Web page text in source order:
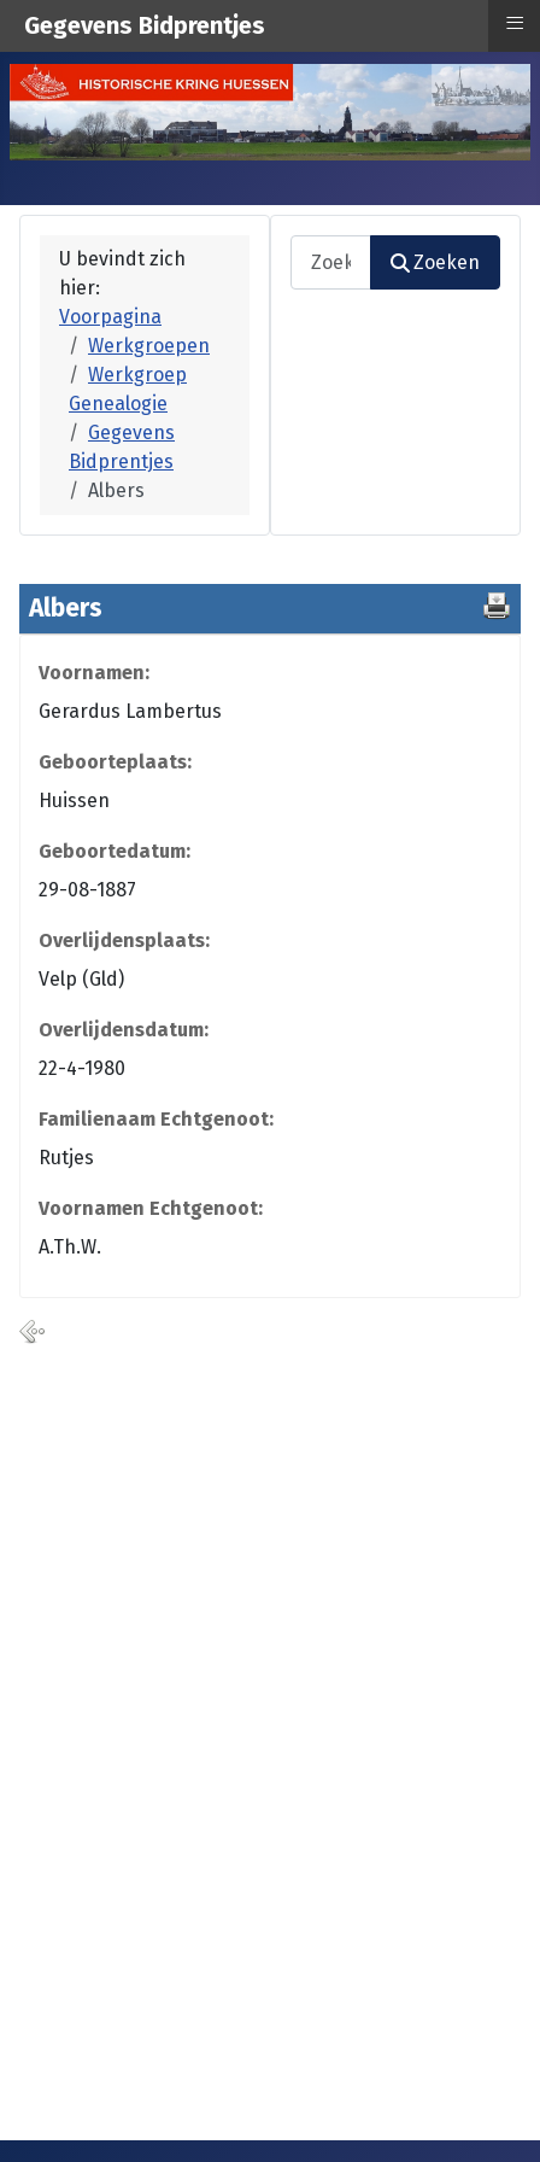
U bevindt zich
hier:
Voorpagina
Werkgroepen
Werkgroep
Genealogie
Gegevens
Bidprentjes
Albers
Zoeken
Zoeken
Albers
Voornamen:
Gerardus Lambertus
Geboorteplaats:
Huissen
Geboortedatum:
29-08-1887
Overlijdensplaats:
Velp (Gld)
Overlijdensdatum:
22-4-1980
Familienaam Echtgenoot:
Rutjes
Voornamen Echtgenoot:
A.Th.W.
Gegevens Bidprentjes ≡